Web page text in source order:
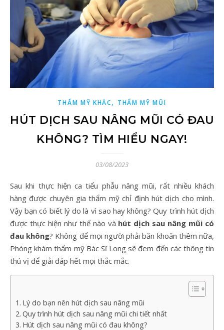
THẨM MỸ KHÁC, THẨM MỸ MŨI
HÚT DỊCH SAU NÂNG MŨI CÓ ĐAU
KHÔNG? TÌM HIỂU NGAY!
03/08/2023
Sau khi thực hiện ca tiểu phẫu nâng mũi, rất nhiều khách
hàng được chuyên gia thẩm mỹ chỉ định hút dịch cho mình.
Vậy bạn có biết lý do là vì sao hay không? Quy trình hút dịch
được thực hiện như thế nào và hút dịch sau nâng mũi có
đau không? Không để mọi người phải băn khoăn thêm nữa,
Phòng khám thẩm mỹ Bác Sĩ Long sẽ đem đến các thông tin
thú vị để giải đáp hết mọi thắc mắc.
Lý do bạn nên hút dịch sau nâng mũi
Quy trình hút dịch sau nâng mũi chi tiết nhất
Hút dịch sau nâng mũi có đau không?